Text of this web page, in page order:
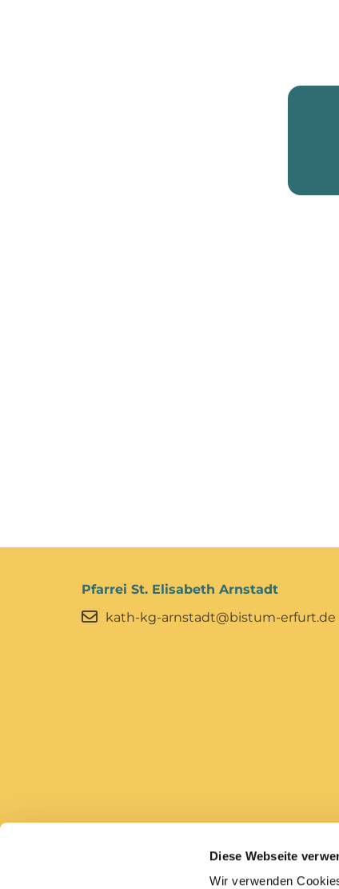
Diese Webseite
Wir verwenden
Pfarrei St. Elisabeth Arnstadt
kath-kg-arnstadt@bistum-erfurt.de
Caritas Erfurt